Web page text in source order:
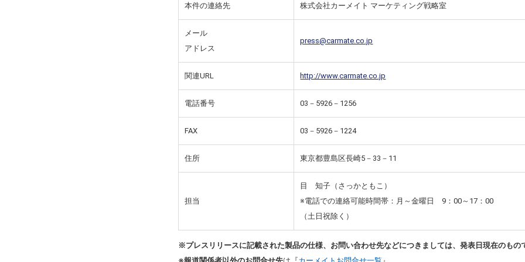
本件の連絡先 株式会社カーメイト マーケティング戦略室
メール
アドレス
press@carmate.co.jp
関連URL http://www.carmate.co.jp
電話番号 03－5926－1256
FAX 03－5926－1224
住所 東京都豊島区長崎5－33－11
担当
目 知子（さっかともこ）
※電話での連絡可能時間帯：月～金曜日 9：00～17：00
（土日祝除く）
※プレスリリースに記載された製品の仕様、お問い合わせ先などにつきましては、発表日現在のもの